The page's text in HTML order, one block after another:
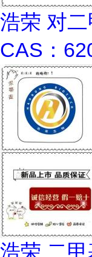
浩荣 对
CAS：
浩荣 二甲